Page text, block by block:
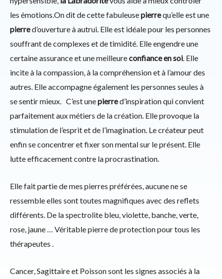
les émotions.On dit de cette fabuleusepierrequ’elle est une
pierred’ouverture à autrui. Elle est idéale pour les personnes
souffrant de complexes et de timidité. Elle engendre une
certaine assurance et une meilleureconfiance en soi. Elle
incite à la compassion, à la compréhension et à l’amour des
autres. Elle accompagne également les personnes seules à
se sentir mieux. C’est unepierred’inspiration qui convient
parfaitement aux métiers de la création. Elle provoque la
stimulation de l’esprit et de l’imagination. Le créateur peut
enfin se concentrer et fixer son mental sur le présent. Elle
lutte efficacement contre la procrastination.
Elle fait partie de mes pierres préférées, aucune ne se
ressemble elles sont toutes magnifiques avec des reflets
différents. De la spectrolite bleu, violette, banche, verte,
rose, jaune … Véritable pierre de protection pour tous les
thérapeutes .
Cancer, Sagittaire et Poisson sont les signes associés à la